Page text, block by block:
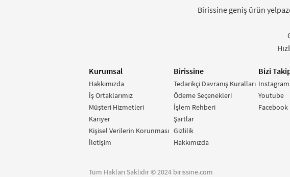
Birissine geniş ürün
Kurumsal
Hakkımızda
İş Ortaklarımız
Müşteri Hizmetleri
Kariyer
Kişisel Verilerin Korunması
İletişim
Birissine
Tedarikçi Davranış Kuralları
Ödeme Seçenekleri
İşlem Rehberi
Şartlar
Gizlilik
Hakkımızda
Bizi
Instagram
Youtube
Facebook
Tüm Hakları Saklıdır © 2024 birissine.com